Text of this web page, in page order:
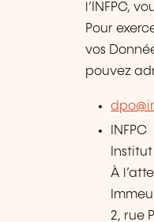
l’INFPC,
Pour
vos
pouvez
INFPC
À
2, rue